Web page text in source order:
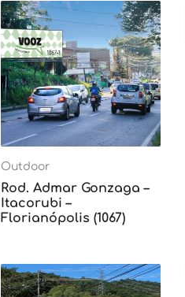
Outdoor
Rod. Admar Gonzaga –
Itacorubi –
Florianópolis (1067)